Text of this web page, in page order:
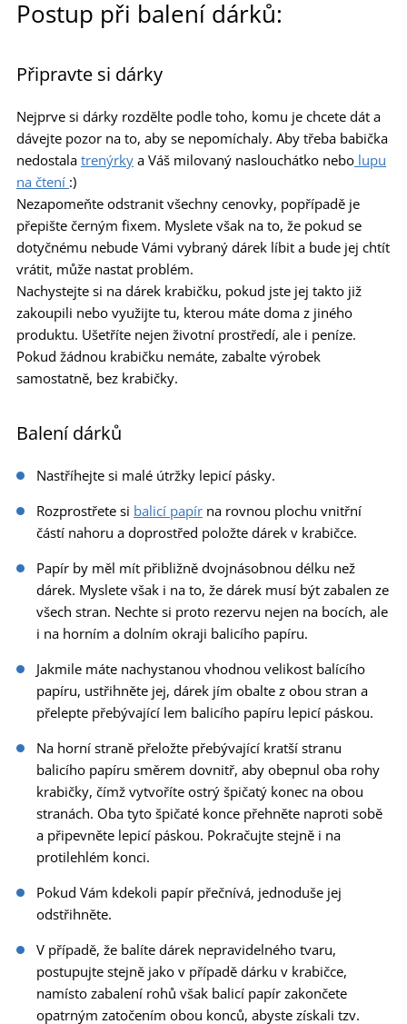
Postup při balení dárků:
Připravte si dárky
Nejprve si dárky rozdělte podle toho, komu je chcete dát a
dávejte pozor na to, aby se nepomíchaly. Aby třeba babička
nedostala trenýrky a Váš milovaný naslouchátko nebo lupu
na čtení :)
Nezapomeňte odstranit všechny cenovky, popřípadě je
přepište černým fixem. Myslete však na to, že pokud se
dotyčnému nebude Vámi vybraný dárek líbit a bude jej chtít
vrátit, může nastat problém.
Nachystejte si na dárek krabičku, pokud jste jej takto již
zakoupili nebo využijte tu, kterou máte doma z jiného
produktu. Ušetříte nejen životní prostředí, ale i peníze.
Pokud žádnou krabičku nemáte, zabalte výrobek
samostatně, bez krabičky.
Balení dárků
Nastříhejte si malé útržky lepicí pásky.
Rozprostřete si balicí papír na rovnou plochu vnitřní
částí nahoru a doprostřed položte dárek v krabičce.
Papír by měl mít přibližně dvojnásobnou délku než
dárek. Myslete však i na to, že dárek musí být zabalen ze
všech stran. Nechte si proto rezervu nejen na bocích, ale
i na horním a dolním okraji balicího papíru.
Jakmile máte nachystanou vhodnou velikost balícího
papíru, ustřihněte jej, dárek jím obalte z obou stran a
přelepte přebývající lem balicího papíru lepicí páskou.
Na horní straně přeložte přebývající kratší stranu
balicího papíru směrem dovnitř, aby obepnul oba rohy
krabičky, čímž vytvoříte ostrý špičatý konec na obou
stranách. Oba tyto špičaté konce přehněte naproti sobě
a připevněte lepicí páskou. Pokračujte stejně i na
protilehlém konci.
Pokud Vám kdekoli papír přečnívá, jednoduše jej
odstřihněte.
V případě, že balíte dárek nepravidelného tvaru,
postupujte stejně jako v případě dárku v krabičce,
namísto zabalení rohů však balicí papír zakončete
opatrným zatočením obou konců, abyste získali tzv.